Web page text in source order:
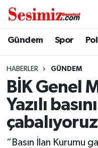
Gündem Spor
HABERLER GÜNDEM
BİK Genel
Yazılı
çabalıyoruz
“Basın İlan Kurumu
Dünya
Ekonomi
Genel
Gündem
Nöbetçi
Hava Durumu
Namaz Vakitleri
Trafik Durumu
Süper Lig Puan